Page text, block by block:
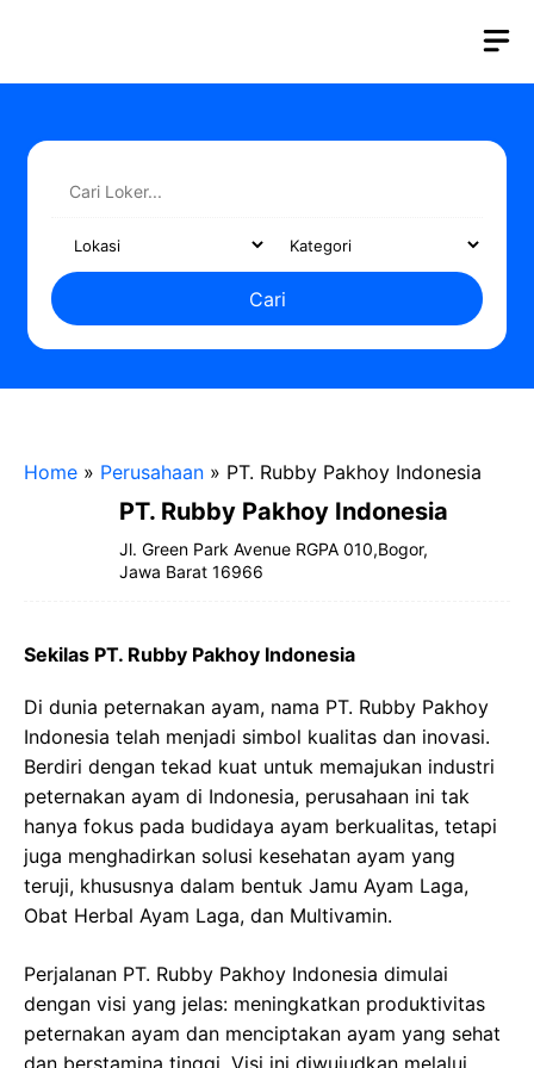
Cari
Home » Perusahaan » PT. Rubby Pakhoy Indonesia
PT. Rubby Pakhoy Indonesia
Jl. Green Park Avenue RGPA 010,Bogor,
Jawa Barat 16966
Sekilas PT. Rubby Pakhoy Indonesia
Di dunia peternakan ayam, nama PT. Rubby Pakhoy
Indonesia telah menjadi simbol kualitas dan inovasi.
Berdiri dengan tekad kuat untuk memajukan industri
peternakan ayam di Indonesia, perusahaan ini tak
hanya fokus pada budidaya ayam berkualitas, tetapi
juga menghadirkan solusi kesehatan ayam yang
teruji, khususnya dalam bentuk Jamu Ayam Laga,
Obat Herbal Ayam Laga, dan Multivamin.
Perjalanan PT. Rubby Pakhoy Indonesia dimulai
dengan visi yang jelas: meningkatkan produktivitas
peternakan ayam dan menciptakan ayam yang sehat
dan berstamina tinggi. Visi ini diwujudkan melalui